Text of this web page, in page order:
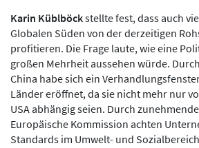
Karin Küblböckstellte fest, dass auch
Globalen Süden von der derzeitigen
profitieren. Die Frage laute, wie eine
großen Mehrheit aussehen würde.
China habe sich ein
Länder eröffnet, da sie nicht mehr nur
USA abhängig seien. Durch
Europäische Kommission achten
Standards im Umwelt- und